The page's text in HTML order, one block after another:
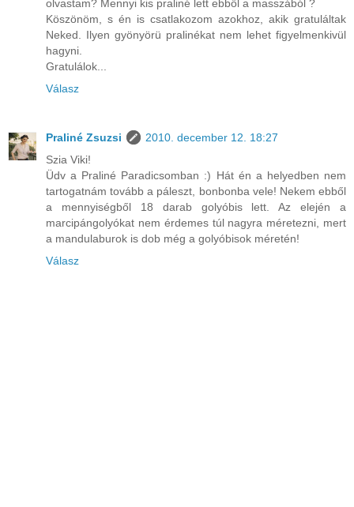
olvastam? Mennyi kis praliné lett ebből a masszából ?
Köszönöm, s én is csatlakozom azokhoz, akik gratuláltak
Neked. Ilyen gyönyörü pralinékat nem lehet figyelmenkivül
hagyni.
Gratulálok...
Válasz
Praliné Zsuzsi
2010. december 12. 18:27
Szia Viki!
Üdv a Praliné Paradicsomban :) Hát én a helyedben nem
tartogatnám tovább a páleszt, bonbonba vele! Nekem ebből
a mennyiségből 18 darab golyóbis lett. Az elején a
marcipángolyókat nem érdemes túl nagyra méretezni, mert
a mandulaburok is dob még a golyóbisok méretén!
Válasz